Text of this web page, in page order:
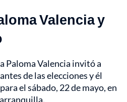
Valencia y
Paloma Valencia invitó a
de las elecciones y él
el sábado, 22 de mayo, en